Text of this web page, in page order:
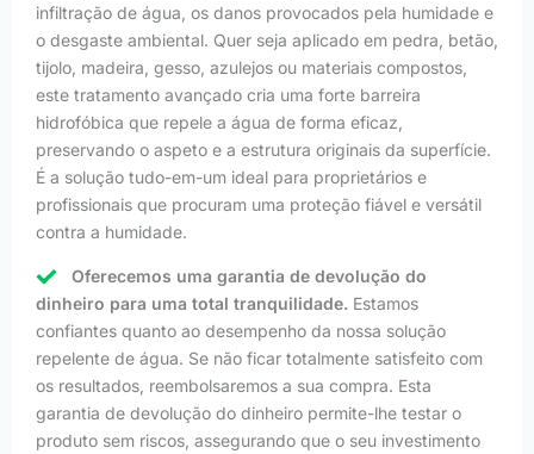
infiltração de água, os danos provocados pela humidade e
o desgaste ambiental. Quer seja aplicado em pedra, betão,
tijolo, madeira, gesso, azulejos ou materiais compostos,
este tratamento avançado cria uma forte barreira
hidrofóbica que repele a água de forma eficaz,
preservando o aspeto e a estrutura originais da superfície.
É a solução tudo-em-um ideal para proprietários e
profissionais que procuram uma proteção fiável e versátil
contra a humidade.
Oferecemos uma garantia de devolução do
dinheiro para uma total tranquilidade. Estamos
confiantes quanto ao desempenho da nossa solução
repelente de água. Se não ficar totalmente satisfeito com
os resultados, reembolsaremos a sua compra. Esta
garantia de devolução do dinheiro permite-lhe testar o
produto sem riscos, assegurando que o seu investimento